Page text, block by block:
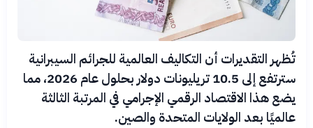
تُظهر التقديرات أن التكاليف العالمية للجرائم السيبرانية
سترتفع إلى 10.5 تريليونات دولار بحلول عام 2026، مما
يضع هذا الاقتصاد الرقمي الإجرامي في المرتبة الثالثة
عالميًا بعد الولايات المتحدة والصين.